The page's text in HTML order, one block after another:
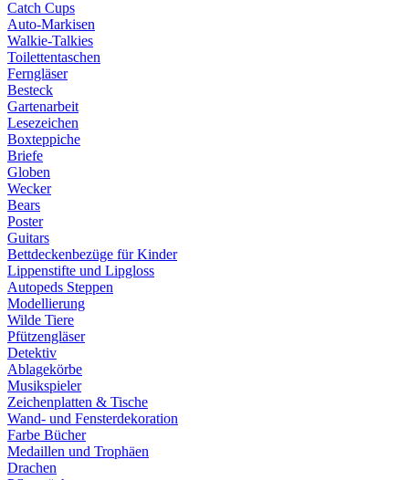
Catch Cups
Auto-Markisen
Walkie-Talkies
Toilettentaschen
Ferngläser
Besteck
Gartenarbeit
Lesezeichen
Boxteppiche
Briefe
Globen
Wecker
Bears
Poster
Guitars
Bettdeckenbezüge für Kinder
Lippenstifte und Lipgloss
Autopeds Steppen
Modellierung
Wilde Tiere
Pfützengläser
Detektiv
Ablagekörbe
Musikspieler
Zeichenplatten & Tische
Wand- und Fensterdekoration
Farbe Bücher
Medaillen und Trophäen
Drachen